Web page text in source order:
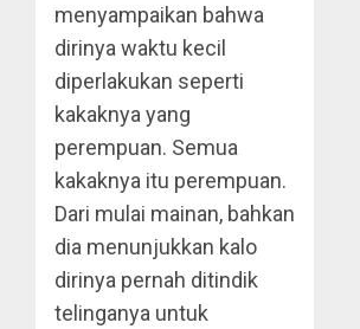
menyampaikan bahwa
dirinya waktu kecil
diperlakukan seperti
kakaknya yang
perempuan. Semua
kakaknya itu perempuan.
Dari mulai mainan, bahkan
dia menunjukkan kalo
dirinya pernah ditindik
telinganya untuk